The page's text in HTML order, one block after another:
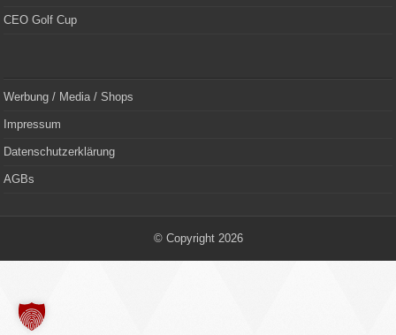
CEO Golf Cup
Werbung / Media / Shops
Impressum
Datenschutzerklärung
AGBs
© Copyright 2026